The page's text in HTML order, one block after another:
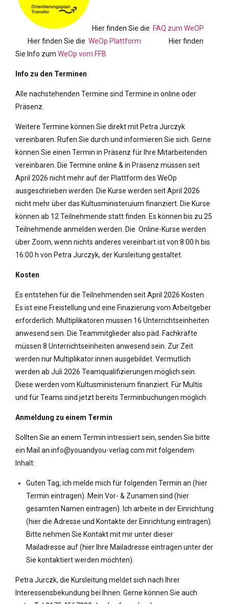
Hier finden Sie die FAQ zum WeOP
Hier finden Sie die WeOp Plattform Hier finden
Sie Info zum WeOp vom FFB
Info zu den Terminen
Alle nachstehenden Termine sind Termine in online oder
Präsenz.
Weitere Termine können Sie direkt mit Petra Jurczyk
vereinbaren. Rufen Sie durch und informieren Sie sich. Gerne
können Sie einen Termin in Präsenz für Ihre Mitarbeitenden
vereinbaren. Die Termine online & in Präsenz müssen seit
April 2026 nicht mehr auf der Plattform des WeOp
ausgeschrieben werden. Die Kurse werden seit April 2026
nicht mehr über das Kultusministeruium finanziert. Die Kurse
können ab 12 Teilnehmende statt finden. Es können bis zu 25
Teilnehmende anmelden werden. Die Online-Kurse werden
über Zoom, wenn nichts anderes vereinbart ist von 8:00 h bis
16:00 h von Petra Jurczyk, der Kursleitung gestaltet.
Kosten
Es entstehen für die Teilnehmenden seit April 2026 Kosten.
Es ist eine Freistellung und eine Finazierung vom Arbeitgeber
erforderlich. Multiplikatoren mussen 16 Unterrichtseinheiten
anwesend sein. Die Teammitglieder also päd. Fachkräfte
müssen 8 Unterrichtseinheiten anwesend sein. Zur Zeit
werden nur Multiplikator:innen ausgebildet. Vermutlich
werden ab Juli 2026 Teamqualifizierungen möglich sein.
Diese werden vom Kultusministerium finanziert. Für Multis
und für Teams sind jetzt bereits Terminbuchungen möglich.
Anmeldung zu einem Termin
Sollten Sie an einem Termin intressiert sein, senden Sie bitte
ein Mail an info@youandyou-verlag.com mit folgendem
Inhalt:
Guten Tag, ich melde mich für folgenden Termin an (hier
Termin eintragen). Mein Vor- & Zunamen sind (hier
gesamten Namen eintragen). Ich arbeite in der Einrichtung
(hier die Adresse und Kontakte der Einrichtung eintragen).
Bitte nehmen Sie Kontakt mit mir unter dieser
Mailadresse auf (hier Ihre Mailadresse eintragen unter der
Sie kontaktiert werden möchten).
Petra Jurczk, die Kursleitung meldet sich nach Ihrer
Interessensbekundung bei Ihnen. Gerne können Sie auch